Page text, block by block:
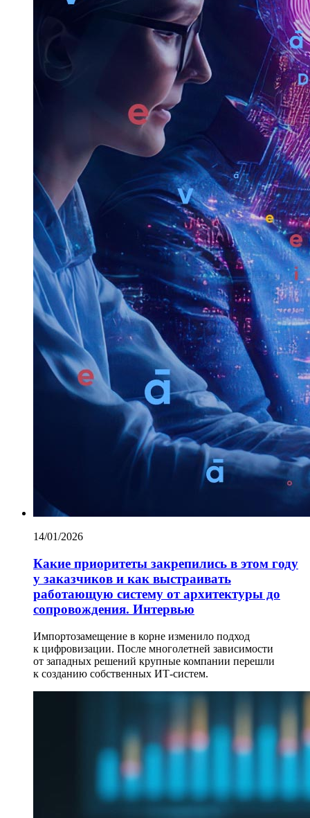
14/01/2026
Какие приоритеты закрепились в этом году
у заказчиков и как выстраивать
работающую систему от архитектуры до
сопровождения. Интервью
Импортозамещение в корне изменило подход
к цифровизации. После многолетней зависимости
от западных решений крупные компании перешли
к созданию собственных ИТ-систем.